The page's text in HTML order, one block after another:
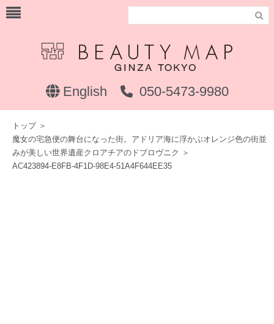

English 050-5473-9980
トップ＞
魔女の宅急便の舞台になった街。アドリア海に浮かぶオレンジ色の街並
みが美しい世界遺産クロアチアのドブロヴニク ＞
AC423894-E8FB-4F1D-98E4-51A4F644EE35